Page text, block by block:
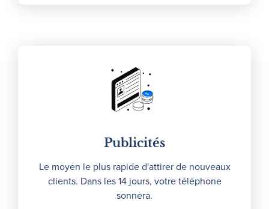
Publicités
Le moyen le plus rapide d'attirer de nouveaux
clients. Dans les 14 jours, votre téléphone
sonnera.